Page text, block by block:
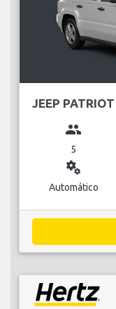
JEEP PATRIOT
group
5
miscellaneous_services
Automático